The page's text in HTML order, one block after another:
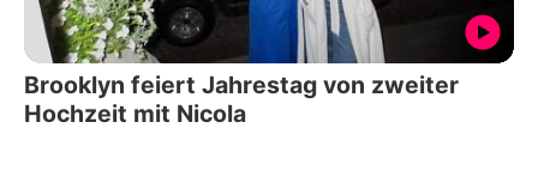
Brooklyn feiert Jahrestag von zweiter
Hochzeit mit Nicola